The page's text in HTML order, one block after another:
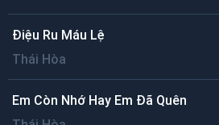
Điệu Ru Máu Lệ
Thái Hòa
Em Còn Nhớ Hay Em Đã Quên